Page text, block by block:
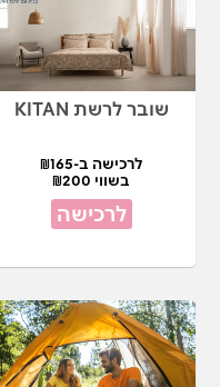
שובר לרשת KITAN
לרכישה ב-₪165
בשווי ₪200
לרכישה